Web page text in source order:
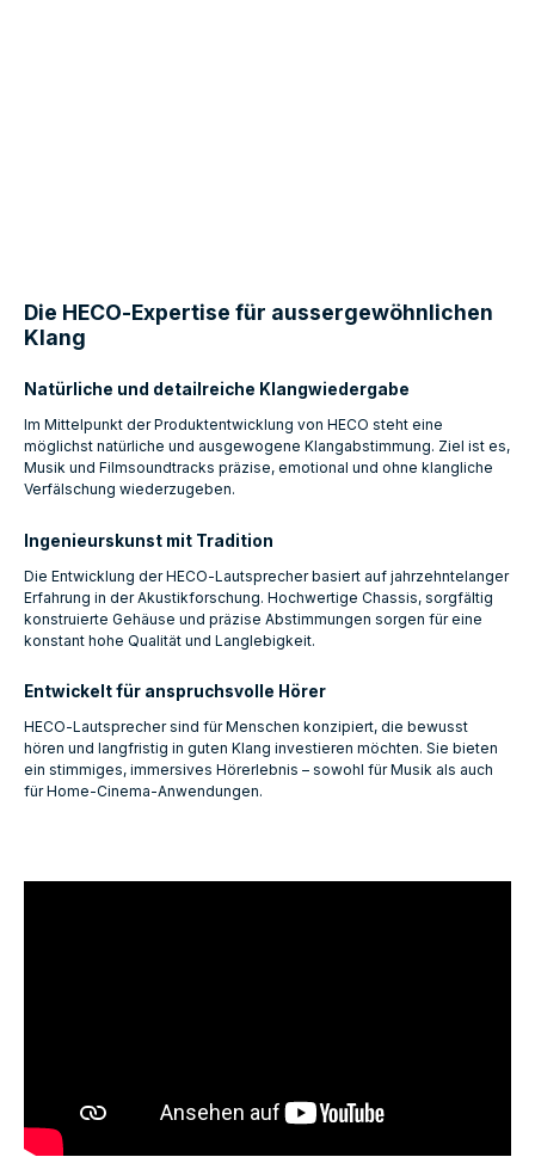
Die HECO‑Expertise für aussergewöhnlichen
Klang
Natürliche und detailreiche Klangwiedergabe
Im Mittelpunkt der Produktentwicklung von HECO steht eine
möglichst natürliche und ausgewogene Klangabstimmung. Ziel ist es,
Musik und Filmsoundtracks präzise, emotional und ohne klangliche
Verfälschung wiederzugeben.
Ingenieurskunst mit Tradition
Die Entwicklung der HECO‑Lautsprecher basiert auf jahrzehntelanger
Erfahrung in der Akustikforschung. Hochwertige Chassis, sorgfältig
konstruierte Gehäuse und präzise Abstimmungen sorgen für eine
konstant hohe Qualität und Langlebigkeit.
Entwickelt für anspruchsvolle Hörer
HECO‑Lautsprecher sind für Menschen konzipiert, die bewusst
hören und langfristig in guten Klang investieren möchten. Sie bieten
ein stimmiges, immersives Hörerlebnis – sowohl für Musik als auch
für Home‑Cinema‑Anwendungen.